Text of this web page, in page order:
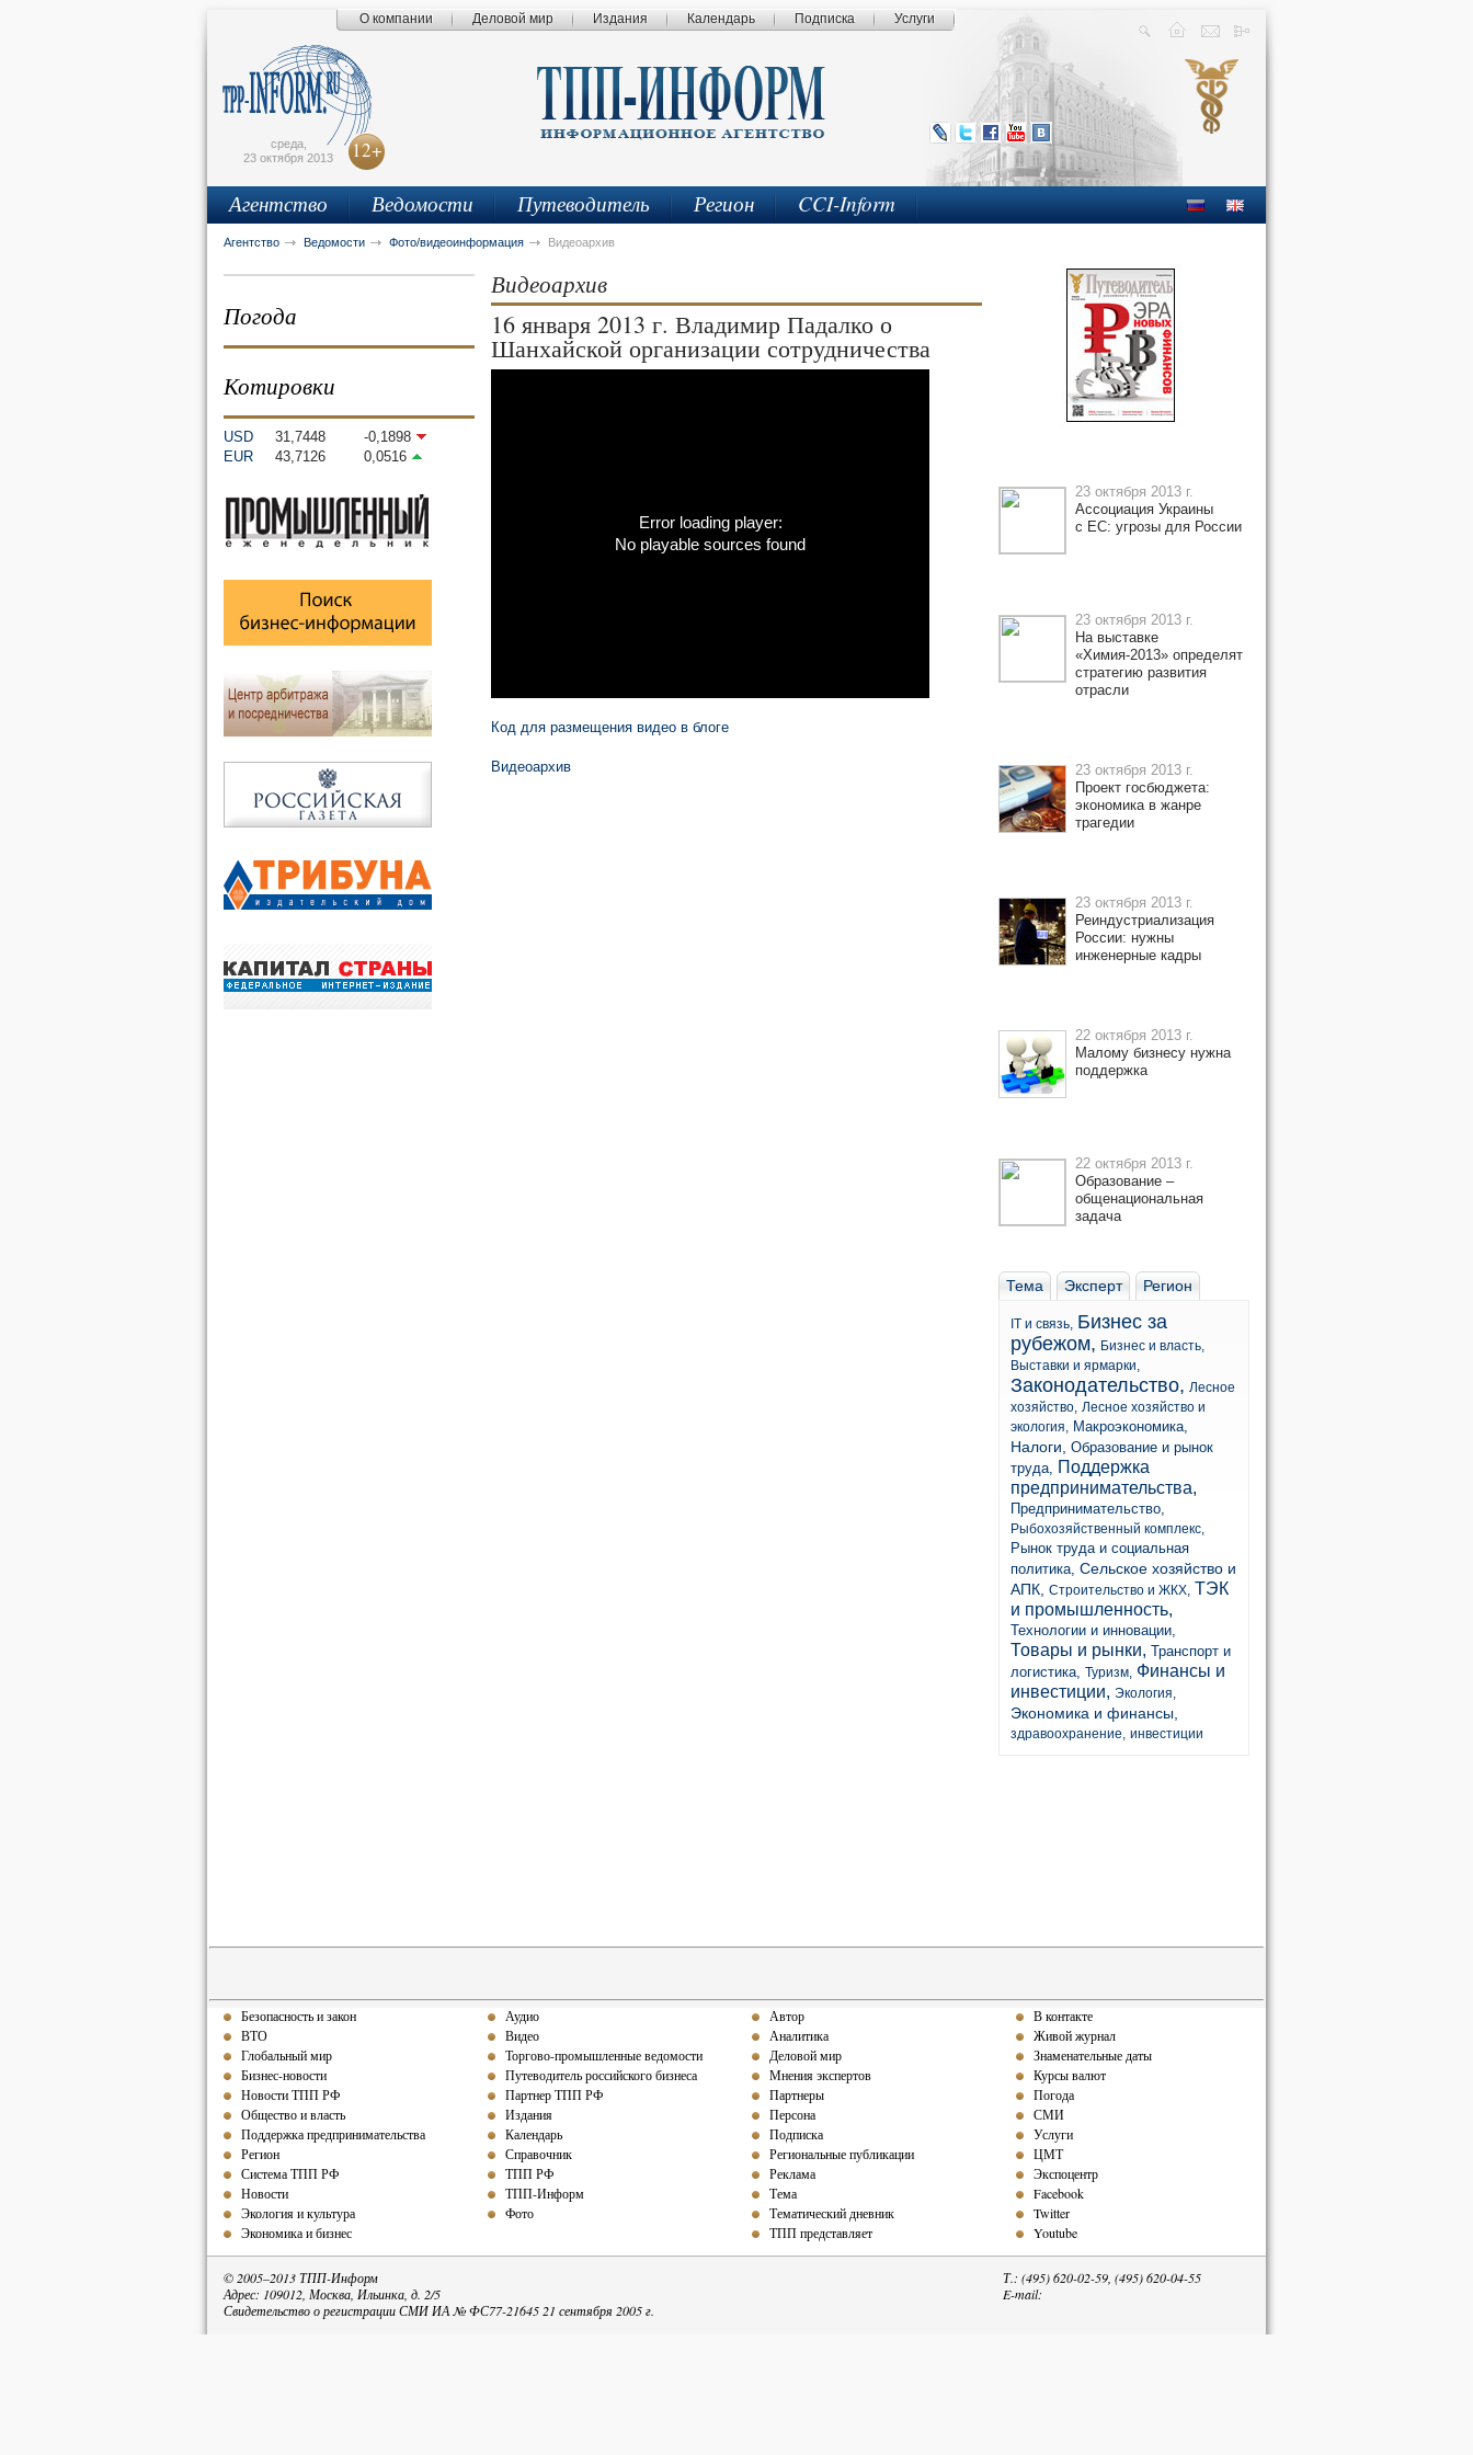
О компании Деловой мир Издания Календарь Подписка Услуги
среда,
23 октября 2013
12+
Агентство Ведомости Путеводитель Регион CCI-Inform
Агентство Ведомости Фото/видеоинформация Видеоархив
Погода
Котировки
USD 31,7448
-0,1898
EUR
43,7126 0,0516
Видеоархив
16 января 2013 г. Владимир Падалко о
Шанхайской организации сотрудничества
Error loading player:
No playable sources found
Код для размещения видео в блоге
Видеоархив
23 октября 2013 г.
Ассоциация Украины
с ЕС: угрозы для России
23 октября 2013 г.
На выставке
«Химия-2013» определят
стратегию развития
отрасли
23 октября 2013 г.
Проект госбюджета:
экономика в жанре
трагедии
23 октября 2013 г.
Реиндустриализация
России: нужны
инженерные кадры
22 октября 2013 г.
Малому бизнесу нужна
поддержка
22 октября 2013 г.
Образование –
общенациональная
задача
Тема Эксперт Регион
IT и связь, Бизнес за
рубежом, Бизнес и власть,
Выставки и ярмарки,
Законодательство, Лесное
хозяйство, Лесное хозяйство и
экология, Макроэкономика,
Налоги, Образование и рынок
труда, Поддержка
предпринимательства,
Предпринимательство,
Рыбохозяйственный комплекс,
Рынок труда и социальная
политика, Сельское хозяйство и
АПК, Строительство и ЖКХ, ТЭК
и промышленность,
Технологии и инновации,
Товары и рынки, Транспорт и
логистика, Туризм, Финансы и
инвестиции, Экология,
Экономика и финансы,
здравоохранение, инвестиции
Безопасность и закон
ВТО
Глобальный мир
Бизнес-новости
Новости ТПП РФ
Общество и власть
Поддержка предпринимательства
Регион
Система ТПП РФ
Новости
Экология и культура
Экономика и бизнес
Аудио
Видео
Торгово-промышленные ведомости
Путеводитель российского бизнеса
Партнер ТПП РФ
Издания
Календарь
Справочник
ТПП РФ
ТПП-Информ
Фото
Автор
Аналитика
Деловой мир
Мнения экспертов
Партнеры
Персона
Подписка
Региональные публикации
Реклама
Тема
Тематический дневник
ТПП представляет
В контакте
Живой журнал
Знаменательные даты
Курсы валют
Погода
СМИ
Услуги
ЦМТ
Экспоцентр
Facebook
Twitter
Youtube
© 2005–2013 ТПП-Информ
Адрес: 109012, Москва, Ильинка, д. 2/5
Свидетельство о регистрации СМИ ИА № ФС77-21645 21 сентября 2005 г.
Т.: (495) 620-02-59, (495) 620-04-55
E-mail: